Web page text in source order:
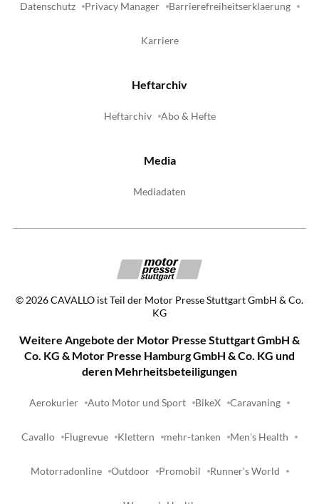
Datenschutz Privacy Manager Barrierefreiheitserklaerung
Karriere
Heftarchiv
Heftarchiv Abo & Hefte
Media
Mediadaten
© 2026CAVALLO ist Teil der Motor Presse Stuttgart GmbH & Co.
KG
Weitere Angebote der Motor Presse Stuttgart GmbH &
Co. KG & Motor Presse Hamburg GmbH & Co. KG und
deren Mehrheitsbeteiligungen
Aerokurier Auto Motor und Sport BikeX Caravaning
Cavallo Flugrevue Klettern mehr-tanken Men's Health
Motorradonline Outdoor Promobil Runner's World